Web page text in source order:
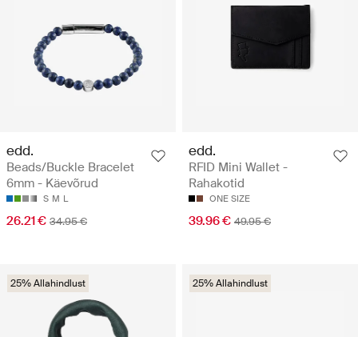
edd.
Beads/Buckle Bracelet
6mm - Käevõrud
S M L
26.21 € 34.95 €
edd.
RFID Mini Wallet -
Rahakotid
ONE SIZE
39.96 € 49.95 €
25% Allahindlust 25% Allahindlust